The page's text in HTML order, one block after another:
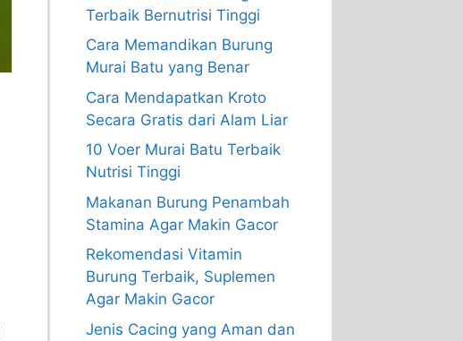
Terbaik Bernutrisi Tinggi
Cara Memandikan Burung
Murai Batu yang Benar
Cara Mendapatkan Kroto
Secara Gratis dari Alam Liar
10 Voer Murai Batu Terbaik
Nutrisi Tinggi
Makanan Burung Penambah
Stamina Agar Makin Gacor
Rekomendasi Vitamin
Burung Terbaik, Suplemen
Agar Makin Gacor
Jenis Cacing yang Aman dan